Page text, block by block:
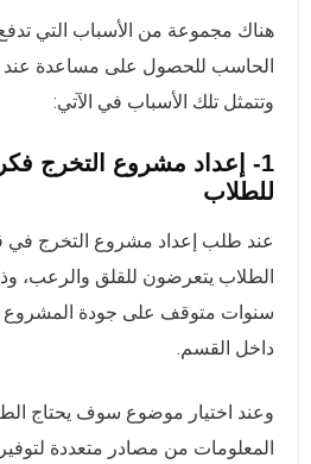
هناك مجموعة من الأسباب التي
الحاسب للحصول على مساعدة عند
وتتمثل تلك الأسباب في الآتي:
1- إعداد مشروع
لتخرج
للطلاب
عند طلب إعداد مشروع التخرج
الطلاب يتعرضون للقلق والرعب،
سنوات متوقف على جودة المشروع
داخل القسم.
وعند اختيار موضوع سوف يحتاج
المعلومات من مصادر متعددة